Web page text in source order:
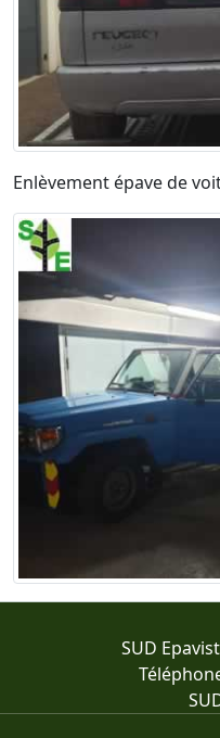
Enlèvement épave de
SUD